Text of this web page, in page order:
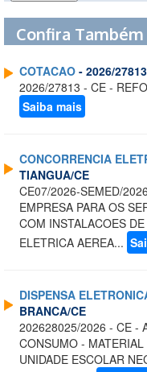
Confira Também
COTACAO - 2026/
2026/27813 - CE -
Saiba mais
CONCORRENCIA
TIANGUA/CE
CE07/2026-SEMED/
EMPRESA PARA OS
COM INSTALACOES
ELETRICA AEREA...
DISPENSA
BRANCA/CE
202628025/2026 - CE -
CONSUMO -
UNIDADE ESCOLAR